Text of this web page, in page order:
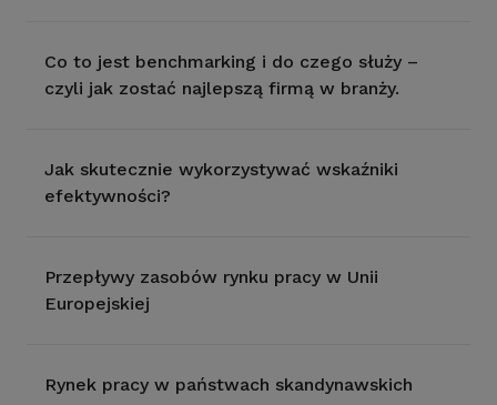
Co to jest benchmarking i do czego służy –
czyli jak zostać najlepszą firmą w branży.
Jak skutecznie wykorzystywać wskaźniki
efektywności?
Przepływy zasobów rynku pracy w Unii
Europejskiej
Rynek pracy w państwach skandynawskich